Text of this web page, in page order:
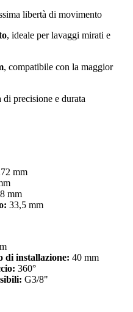
libertà di movimento
, ideale per lavaggi mirati e
, compatibile con la maggior
di precisione e durata
mm
mm
33,5 mm
di installazione: 40 mm
360°
G3/8"